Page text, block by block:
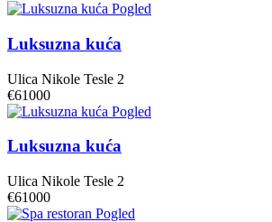
Pogled
Luksuzna kuća
Ulica Nikole Tesle 2
€61000
Pogled
Luksuzna kuća
Ulica Nikole Tesle 2
€61000
Pogled